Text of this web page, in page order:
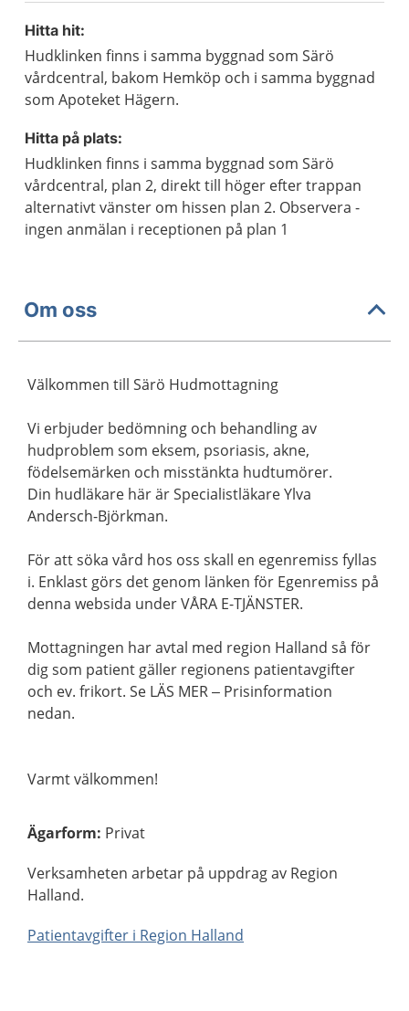
Hitta hit:
Hudklinken finns i samma byggnad som Särö
vårdcentral, bakom Hemköp och i samma byggnad
som Apoteket Hägern.
Hitta på plats:
Hudklinken finns i samma byggnad som Särö
vårdcentral, plan 2, direkt till höger efter trappan
alternativt vänster om hissen plan 2. Observera -
ingen anmälan i receptionen på plan 1
Om oss
Välkommen till Särö Hudmottagning
Vi erbjuder bedömning och behandling av
hudproblem som eksem, psoriasis, akne,
födelsemärken och misstänkta hudtumörer.
Din hudläkare här är Specialistläkare Ylva
Andersch-Björkman.
För att söka vård hos oss skall en egenremiss fyllas
i. Enklast görs det genom länken för Egenremiss på
denna websida under VÅRA E-TJÄNSTER.
Mottagningen har avtal med region Halland så för
dig som patient gäller regionens patientavgifter
och ev. frikort. Se LÄS MER – Prisinformation
nedan.
Varmt välkommen!
Ägarform: Privat
Verksamheten arbetar på uppdrag av Region
Halland.
Patientavgifter i Region Halland